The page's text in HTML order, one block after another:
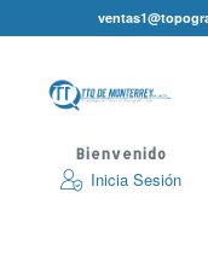
Bienvenido
Inicia Sesión